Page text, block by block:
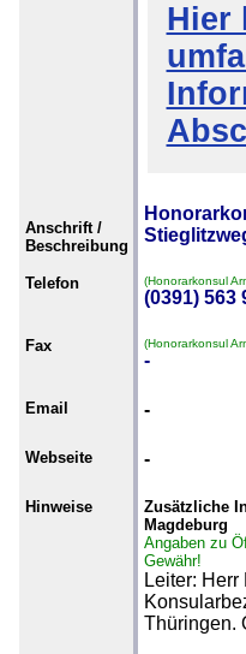
Hier
Anschrift /
Beschreibung
Telefon (Honorarkonsul
(0391) 563
Fax (Honorarkonsul
-
Email -
Webseite -
Hinweise
Zusätzliche
Magdeburg
Angaben zu
Gewähr!
Leiter:
Thüringen.